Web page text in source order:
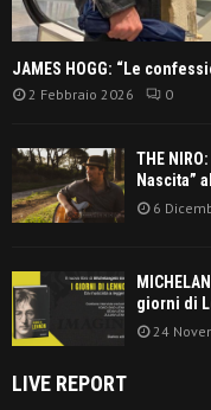
JAMES HOGG: “Le
2 Febbraio 2026 0
THE
Nascita”
6
giorni di
24
LIVE REPORT